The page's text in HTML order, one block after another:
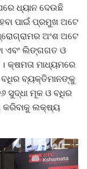
ଧ୍ୟାନ ଦେଉଛି
ପାଇଁ ପ୍ରମୁଖ ଅଟେ
ଅଂଶ ଅଟେ
ଏବଂ ଲିଙ୍ଗଗତ ଓ
କ୍ଷମତା ମାଧ୍ୟମରେ
ବଧିର ବ୍ୟକ୍ତିମାନଙ୍କୁ
ସୁଦ୍ଧା ମୂକ ଓ ବଧିର
କରିବାକୁ ଲକ୍ଷ୍ୟ